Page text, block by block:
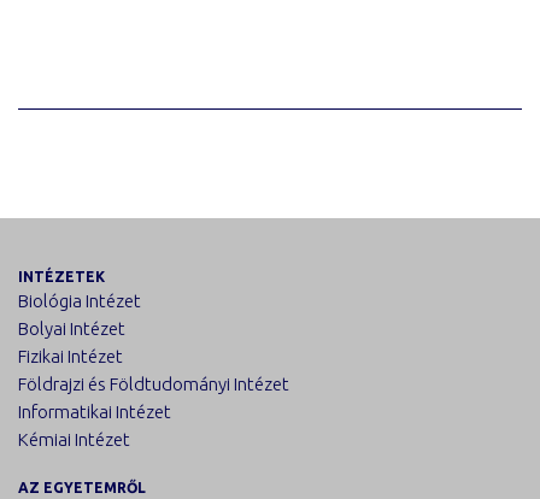
INTÉZETEK
Biológia Intézet
Bolyai Intézet
Fizikai Intézet
Földrajzi és Földtudományi Intézet
Informatikai Intézet
Kémiai Intézet
AZ EGYETEMRŐL